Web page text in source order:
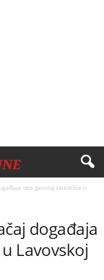
oko gasnog skladišta u
događaja
Lavovskoj